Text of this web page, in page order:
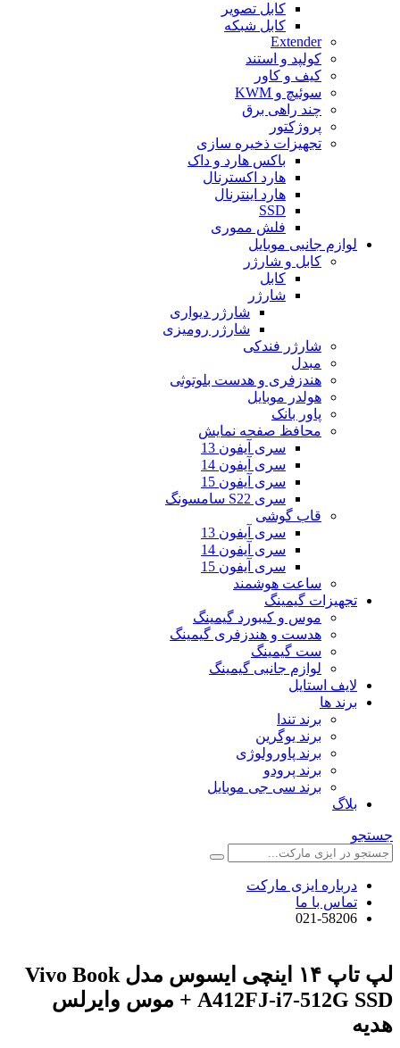
کابل تصویر
کابل شبکه
Extender
کولپد و استند
کیف و کاور
سوئیچ و KWM
چند راهی برق
پروژکتور
تجهیزات ذخیره سازی
باکس هارد و داک
هارد اکسترنال
هارد اینترنال
SSD
فلش مموری
لوازم جانبی موبایل
کابل و شارژر
کابل
شارژر
شارژر دیواری
شارژر رومیزی
شارژر فندکی
مبدل
هندزفری و هدست بلوتوثی
هولدر موبایل
پاور بانک
محافظ صفحه نمایش
سری آیفون 13
سری آیفون 14
سری آیفون 15
سری S22 سامسونگ
قاب گوشی
سری آیفون 13
سری آیفون 14
سری آیفون 15
ساعت هوشمند
تجهیزات گیمینگ
موس و کیبورد گیمینگ
هدست و هندزفری گیمینگ
ست گیمینگ
لوازم جانبی گیمینگ
لایف استایل
برند ها
برند تندا
برند یوگرین
برند پاورولوژی
برند پرودو
برند سی جی موبایل
بلاگ
جستجو
درباره ایزی مارکت
تماس با ما
021-58206
لپ تاپ ۱۴ اینچی ایسوس مدل Vivo Book
A412FJ-i7-512G SSD + موس وایرلس
هدیه